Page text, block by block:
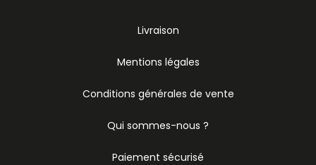
Livraison
Mentions légales
Conditions générales de vente
Qui sommes-nous ?
Paiement sécurisé